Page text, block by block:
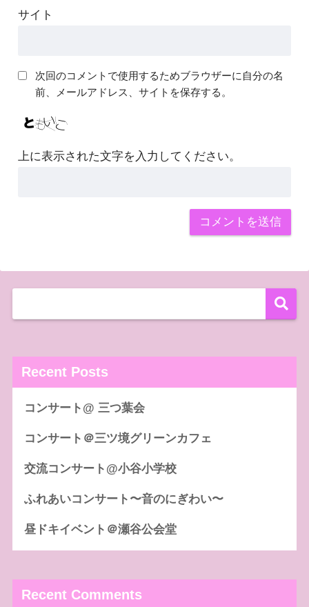
サイト
次回のコメントで使用するためブラウザーに自分の名
前、メールアドレス、サイトを保存する。
上に表示された文字を入力してください。
Recent Posts
コンサート@ 三つ葉会
コンサート＠三ツ境グリーンカフェ
交流コンサート@小谷小学校
ふれあいコンサート〜音のにぎわい〜
昼ドキイベント＠瀬谷公会堂
Recent Comments